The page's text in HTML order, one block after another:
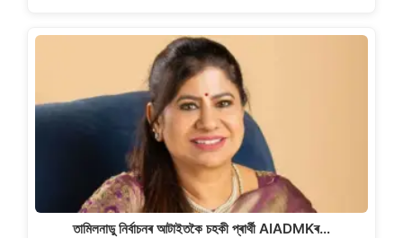
তামিলনাডু নিৰ্বাচনৰ আটাইতকৈ চহকী প্ৰাৰ্থী AIADMKৰ…